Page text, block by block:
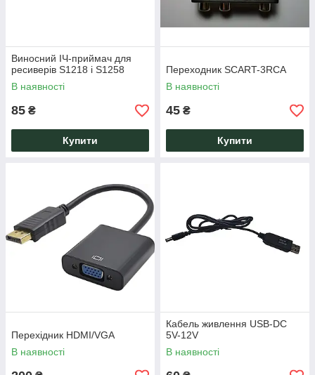
Виносний ІЧ-приймач для
ресиверів S1218 і S1258
В наявності
85 ₴
Купити
Переходник SCART-3RCA
В наявності
45 ₴
Купити
Перехідник HDMI/VGA
В наявності
Кабель живлення USB-DC
5V-12V
В наявності